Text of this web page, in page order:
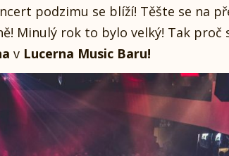
podzimu se blíží! Těšte se na
Minulý rok to bylo velký! Tak proč
v Lucerna Music Baru!